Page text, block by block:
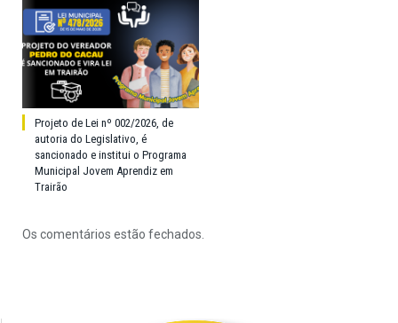
Projeto de Lei nº 002/2026, de
autoria do Legislativo, é
sancionado e institui o Programa
Municipal Jovem Aprendiz em
Trairão
Os comentários estão fechados.